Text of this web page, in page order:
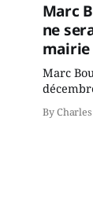
Marc
ne
mairie
Marc
2021: il
mandat
By